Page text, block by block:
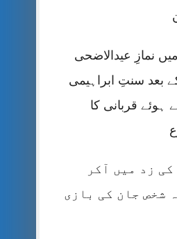
نمازِ عیدالاضحی
بعد سنتِ ابراہیمی
ہوئے قربانی کا
زد میں آکر
شخص جان کی بازی